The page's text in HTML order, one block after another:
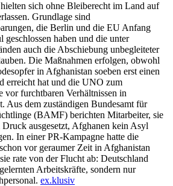
sich ohne Bleiberecht im Land auf
Grundlage sind
die Berlin und die EU Anfang
haben und die unter
auch die Abschiebung unbegleiteter
Die Maßnahmen erfolgen, obwohl
in Afghanistan soeben erst einen
erreicht hat und die UNO zum
vor furchtbaren Verhältnissen in
Aus dem zuständigen Bundesamt für
(BAMF) berichten Mitarbeiter, sie
Druck ausgesetzt, Afghanen kein Asyl
In einer PR-Kampagne hatte die
vor geraumer Zeit in Afghanistan
rate von der Flucht ab: Deutschland
Arbeitskräfte, sondern nur
ex.klusiv